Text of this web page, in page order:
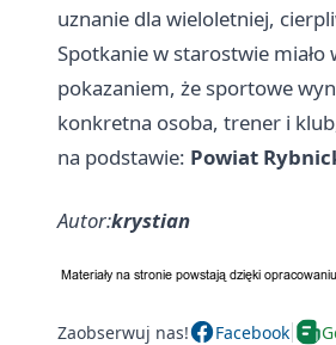
uznanie dla wieloletniej,
Spotkanie w starostwie
pokazaniem, że sportowe
konkretna osoba, trener i
na podstawie: Powiat
Autor:krystian
Zaobserwuj nas! Facebook